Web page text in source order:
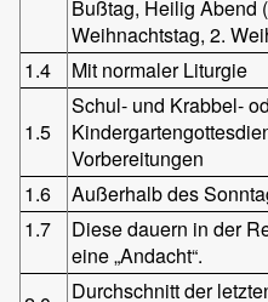
Bußtag, Heilig Abend
Weihnachtstag, 2.
1.4
Mit normaler Liturgie
1.5
Schul- und Krabbel-
Vorbereitungen
1.6
Außerhalb des
1.7
Diese dauern in der
eine „Andacht“.
Durchschnitt der